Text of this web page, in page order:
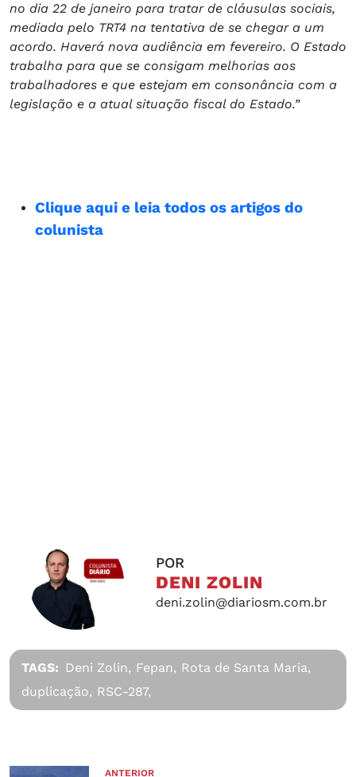
no dia 22 de janeiro para tratar de cláusulas sociais,
mediada pelo TRT4 na tentativa de se chegar a um
acordo. Haverá nova audiência em fevereiro. O Estado
trabalha para que se consigam melhorias aos
trabalhadores e que estejam em consonância com a
legislação e a atual situação fiscal do Estado.”
Clique aqui e leia todos os artigos do
colunista
POR
DENI ZOLIN
deni.zolin@diariosm.com.br
TAGS: Deni Zolin, Fepan, Rota de Santa Maria,
duplicação, RSC-287,
ANTERIOR